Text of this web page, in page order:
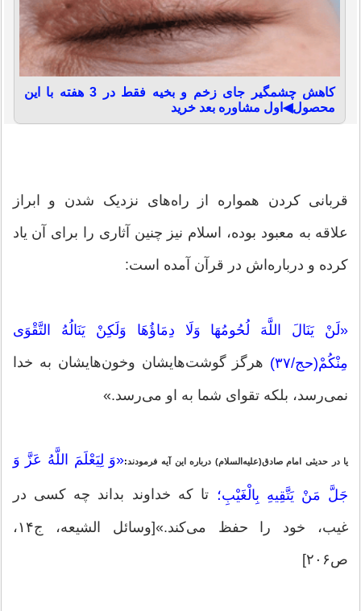
کاهش چشمگیر جای زخم و بخیه فقط در 3 هفته با این
محصول◀اول مشاوره بعد خرید
قربانی کردن همواره از راه‌های نزدیک شدن و ابراز
علاقه به معبود بوده، اسلام نیز چنین آثاری را برای آن یاد
کرده و درباره‌اش در قرآن آمده است:
«لَنْ یَنَالَ اللَّهَ لُحُومُهَا وَلَا دِمَاؤُهَا وَلَکِنْ یَنَالُهُ التَّقْوَى
مِنْکُمْ(حج/۳۷) هرگز گوشت‌هایشان وخون‌هایشان به خدا
نمی‌رسد، بلکه تقوای شما به او می‌رسد.»
یا در حدیثی امام صادق(علیه‌السلام) درباره این آیه فرمودند:«وَ لِیَعْلَمَ اللَّهُ عَزَّ وَ
جَلَّ مَنْ یَتَّقِیهِ بِالْغَیْبِ؛ تا که خداوند بداند چه کسی در
غیب، خود را حفظ می‌کند.»[وسائل الشیعه، ج۱۴،
ص۲۰۶]